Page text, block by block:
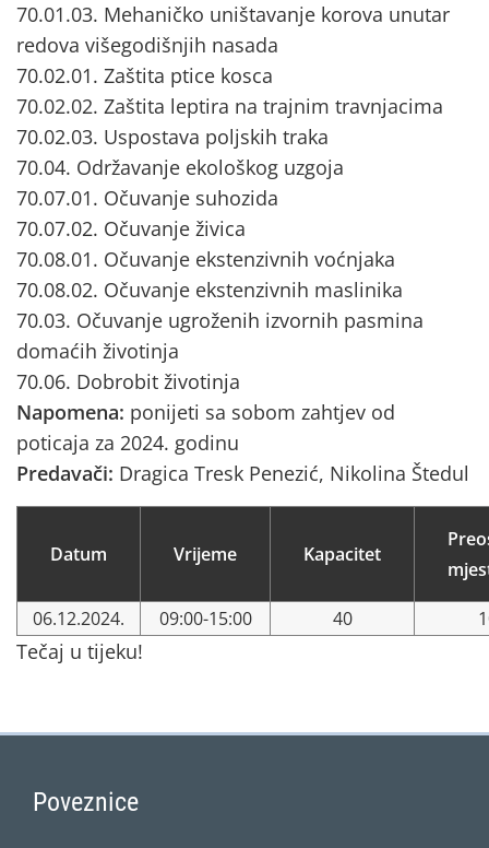
70.01.03. Mehaničko uništavanje korova unutar
redova višegodišnjih nasada
70.02.01. Zaštita ptice kosca
70.02.02. Zaštita leptira na trajnim travnjacima
70.02.03. Uspostava poljskih traka
70.04. Održavanje ekološkog uzgoja
70.07.01. Očuvanje suhozida
70.07.02. Očuvanje živica
70.08.01. Očuvanje ekstenzivnih voćnjaka
70.08.02. Očuvanje ekstenzivnih maslinika
70.03. Očuvanje ugroženih izvornih pasmina
domaćih životinja
70.06. Dobrobit životinja
Napomena: ponijeti sa sobom zahtjev od
poticaja za 2024. godinu
Predavači: Dragica Tresk Penezić, Nikolina Štedul
Datum Vrijeme Kapacitet
06.12.2024. 09:00-15:00 40
Tečaj u tijeku!
Poveznice